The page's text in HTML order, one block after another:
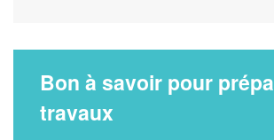
Bon à savoir pour
travaux